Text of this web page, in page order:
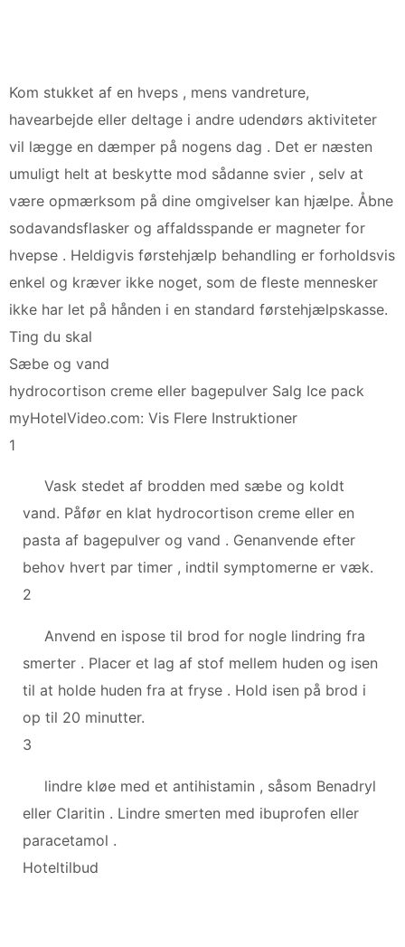
Kom stukket af en hveps , mens vandreture,
havearbejde eller deltage i andre udendørs aktiviteter
vil lægge en dæmper på nogens dag . Det er næsten
umuligt helt at beskytte mod sådanne svier , selv at
være opmærksom på dine omgivelser kan hjælpe. Åbne
sodavandsflasker og affaldsspande er magneter for
hvepse . Heldigvis førstehjælp behandling er forholdsvis
enkel og kræver ikke noget, som de fleste mennesker
ikke har let på hånden i en standard førstehjælpskasse.
Ting du skal
Sæbe og vand
hydrocortison creme eller bagepulver Salg Ice pack
myHotelVideo.com: Vis Flere Instruktioner
1
Vask stedet af brodden med sæbe og koldt
vand. Påfør en klat hydrocortison creme eller en
pasta af bagepulver og vand . Genanvende efter
behov hvert par timer , indtil symptomerne er væk.
2
Anvend en ispose til brod for nogle lindring fra
smerter . Placer et lag af stof mellem huden og isen
til at holde huden fra at fryse . Hold isen på brod i
op til 20 minutter.
3
lindre kløe med et antihistamin , såsom Benadryl
eller Claritin . Lindre smerten med ibuprofen eller
paracetamol .
Hoteltilbud